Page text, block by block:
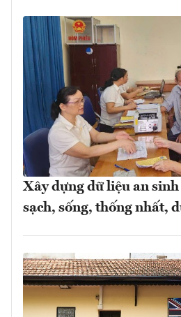
Xây dựng dữ liệu an
sạch, sống, thống nhất,